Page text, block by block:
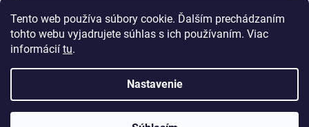
Tento web používa súbory cookie. Ďalším prechádzaním
tohto webu vyjadrujete súhlas s ich používaním. Viac
informácií tu.
Nastavenie
Facebook
Vytvoril Shoptet